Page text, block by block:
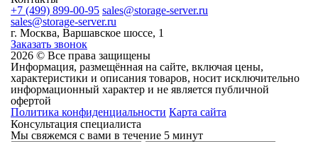
+7 (499) 899-00-95 sales@storage-server.ru
sales@storage-server.ru
г. Москва, Варшавское шоссе, 1
Заказать звонок
2026 © Все права защищены
Информация, размещённая на сайте, включая цены,
характеристики и описания товаров, носит исключительно
информационный характер и не является публичной
офертой
Политика конфиденциальности Карта сайта
Консультация специалиста
Мы свяжемся с вами в течение 5 минут